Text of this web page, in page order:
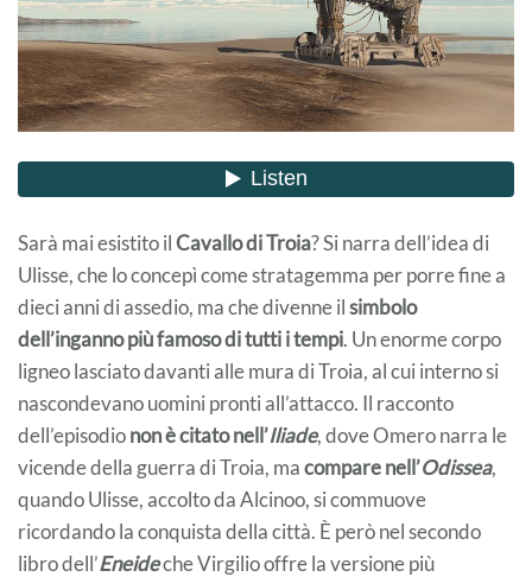
Sarà mai esistito ilCavallo di Troia? Si narra dell’idea di
Ulisse, che lo concepì come stratagemma per porre fine a
dieci anni di assedio, ma che divenne ilsimbolo
dell’inganno più famoso di tutti i tempi. Un enorme corpo
ligneo lasciato davanti alle mura di Troia, al cui interno si
nascondevano uomini pronti all’attacco. Il racconto
dell’episodionon è citato nell’Iliade, dove Omero narra le
vicende della guerra di Troia, macompare nell’Odissea,
quando Ulisse, accolto da Alcinoo, si commuove
ricordando la conquista della città. È però nel secondo
libro dell’Eneideche Virgilio offre la versione più